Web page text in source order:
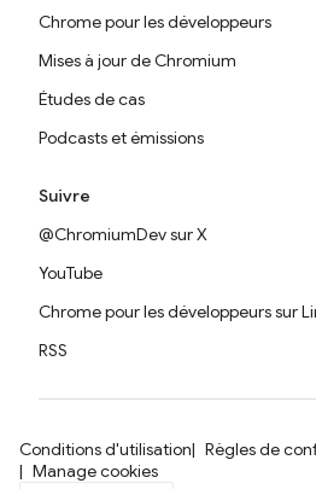
Chrome pour les développeurs
Mises à jour de Chromium
Études de cas
Podcasts et émissions
Suivre
@ChromiumDev sur X
YouTube
Chrome pour les développeurs sur
RSS
Conditions d'utilisation
Règles de
Manage cookies